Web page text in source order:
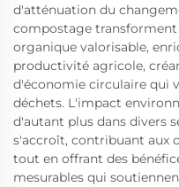
d'atténuation du
compostage
organique valorisable,
productivité agricole,
d'économie circulaire qui
déchets. L'impact
d'autant plus dans divers
s'accroît, contribuant aux
tout en offrant des
mesurables qui